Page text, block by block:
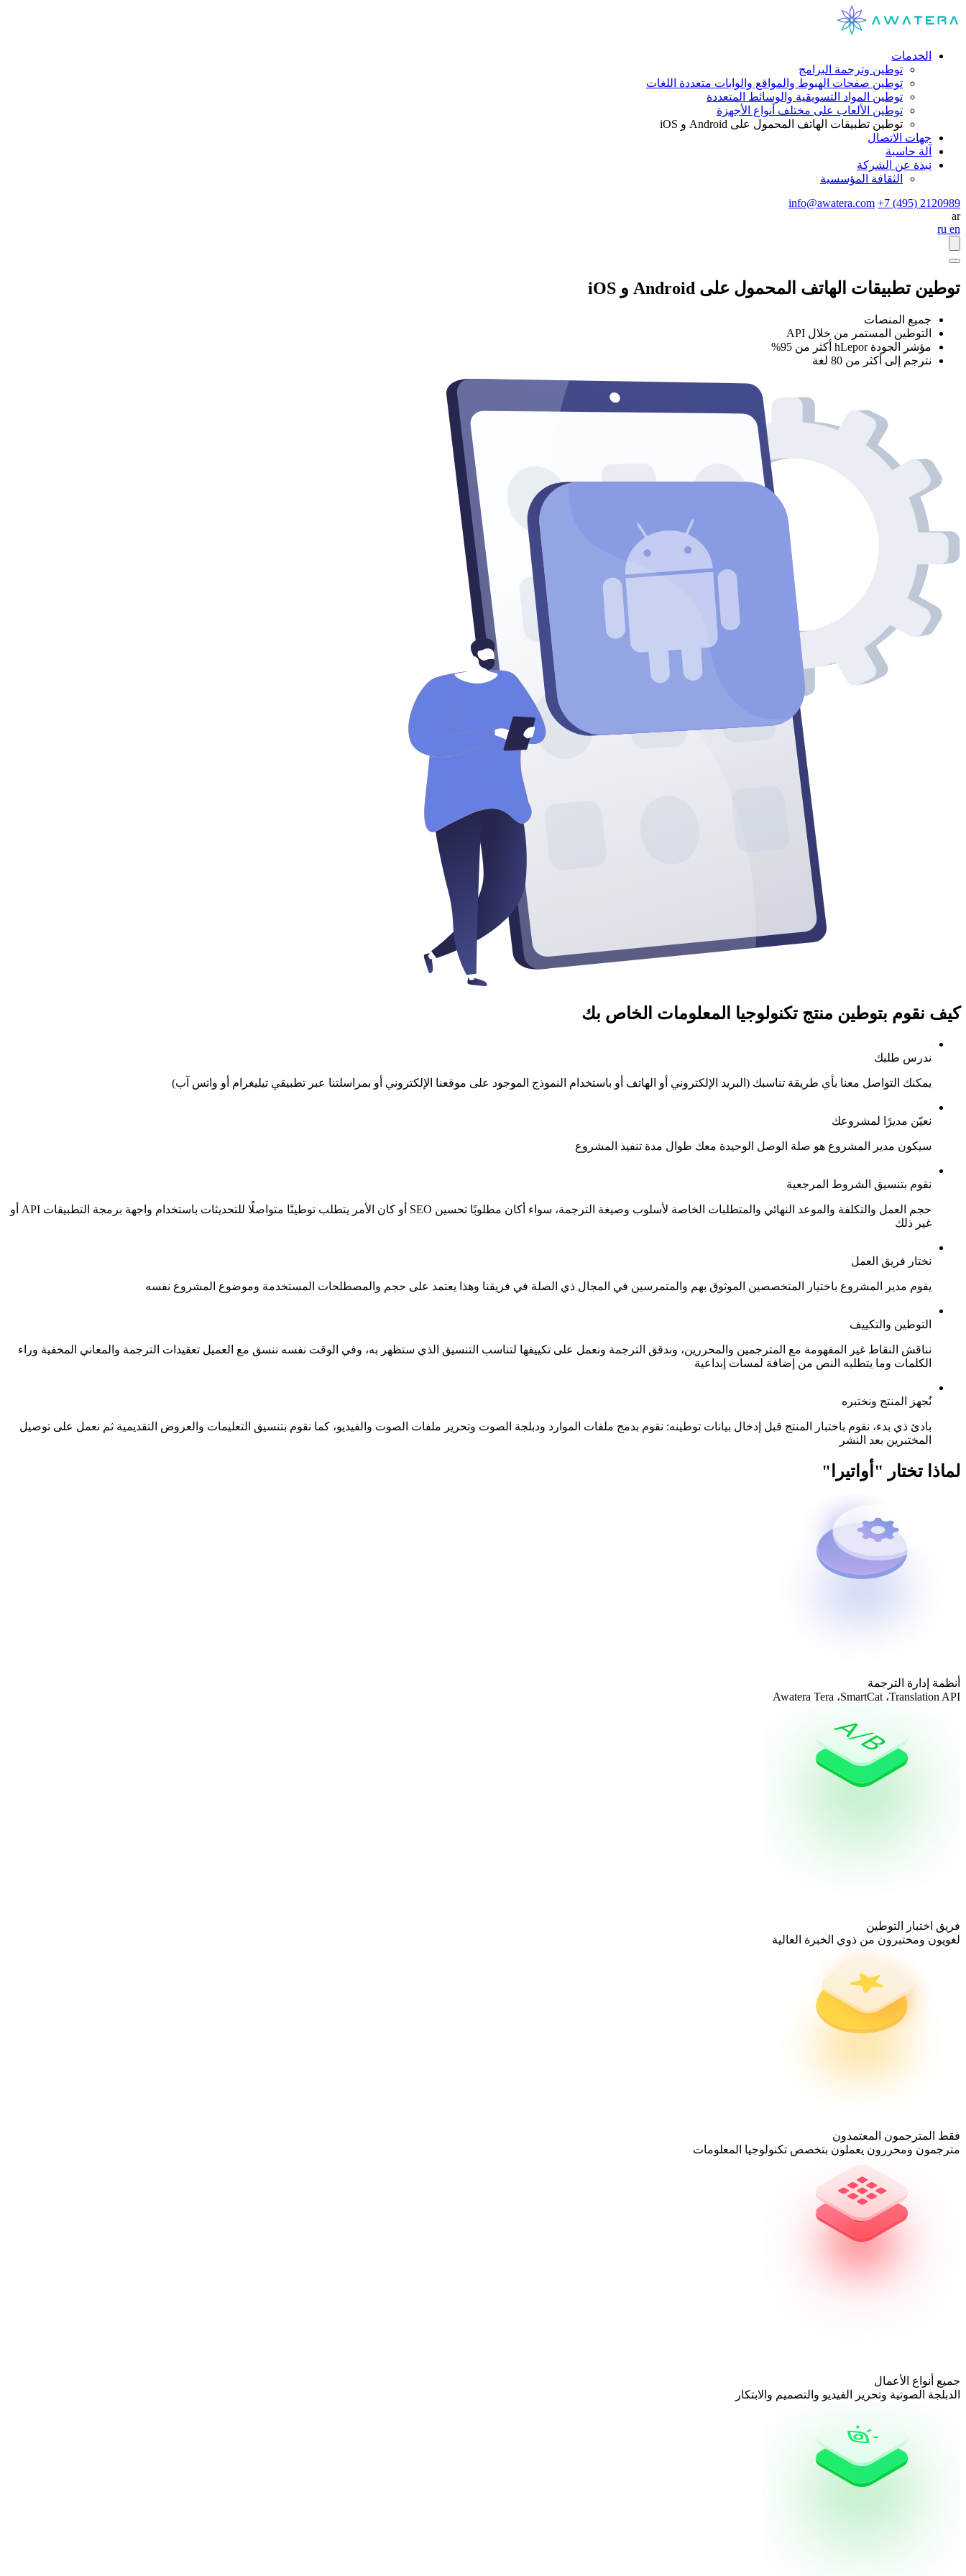
الخدمات
توطين وترجمة البرامج
توطين صفحات الهبوط والمواقع والوابات متعددة اللغات
توطين المواد التسويقية والوسائط المتعددة
توطين الألعاب على مختلف أنواع الأجهزة
توطين تطبيقات الهاتف المحمول على Android و iOS
جهات الاتصال
آلة حاسبة
نبذة عن الشركة
الثقافة المؤسسية
info@awatera.com +7 (495) 2120989
ar
ru en
توطين تطبيقات الهاتف المحمول على Android و iOS
جميع المنصات
التوطين المستمر من خلال API
مؤشر الجودة hLepor أكثر من 95%
نترجم إلى أكثر من 80 لغة
كيف نقوم بتوطين منتج تكنولوجيا المعلومات الخاص بك
ندرس طلبك
يمكنك التواصل معنا بأي طريقة تناسبك (البريد الإلكتروني أو الهاتف أو باستخدام النموذج الموجود على موقعنا الإلكتروني أو بمراسلتنا عبر تطبيقي تيليغرام أو واتس آب)
نعيّن مديرًا لمشروعك
سيكون مدير المشروع هو صلة الوصل الوحيدة معك طوال مدة تنفيذ المشروع
نقوم بتنسيق الشروط المرجعية
حجم العمل والتكلفة والموعد النهائي والمتطلبات الخاصة لأسلوب وصيغة الترجمة، سواء أكان مطلوبًا تحسين SEO أو كان الأمر يتطلب توطينًا متواصلًا للتحديثات باستخدام واجهة برمجة التطبيقات API أو
غير ذلك
نختار فريق العمل
يقوم مدير المشروع باختيار المتخصصين الموثوق بهم والمتمرسين في المجال ذي الصلة في فريقنا وهذا يعتمد على حجم والمصطلحات المستخدمة وموضوع المشروع نفسه
التوطين والتكييف
نناقش النقاط غير المفهومة مع المترجمين والمحررين، وندقق الترجمة ونعمل على تكييفها لتناسب التنسيق الذي ستظهر به، وفي الوقت نفسه ننسق مع العميل تعقيدات الترجمة والمعاني المخفية وراء
الكلمات وما يتطلبه النص من إضافة لمسات إبداعية
نُجهز المنتج ونختبره
بادئ ذي بدء، نقوم باختبار المنتج قبل إدخال بيانات توطينه: نقوم بدمج ملفات الموارد ودبلجة الصوت وتحرير ملفات الصوت والفيديو، كما نقوم بتنسيق التعليمات والعروض التقديمية ثم نعمل على توصيل
المختبرين بعد النشر
لماذا تختار "أواتيرا"
أنظمة إدارة الترجمة
Awatera Tera ،SmartCat ،Translation API
فريق اختبار التوطين
لغويون ومختبرون من ذوي الخبرة العالية
فقط المترجمون المعتمدون
مترجمون ومحررون يعملون بتخصص تكنولوجيا المعلومات
جميع أنواع الأعمال
الدبلجة الصوتية وتحرير الفيديو والتصميم والابتكار